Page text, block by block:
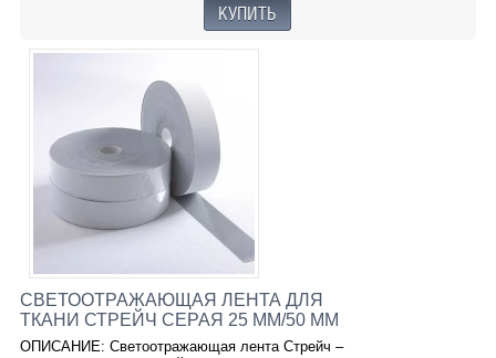
СВЕТООТРАЖАЮЩАЯ ЛЕНТА ДЛЯ
ТКАНИ СТРЕЙЧ СЕРАЯ 25 ММ/50 ММ
ОПИСАНИЕ: Светоотражающая лента Стрейч –